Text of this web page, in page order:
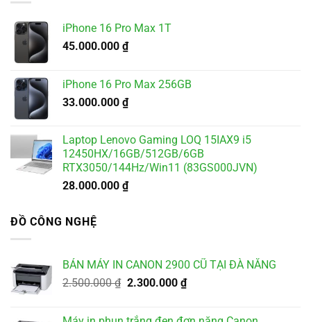
iPhone 16 Pro Max 1T
45.000.000 ₫
iPhone 16 Pro Max 256GB
33.000.000 ₫
Laptop Lenovo Gaming LOQ 15IAX9 i5
12450HX/16GB/512GB/6GB
RTX3050/144Hz/Win11 (83GS000JVN)
28.000.000 ₫
ĐỒ CÔNG NGHỆ
BÁN MÁY IN CANON 2900 CŨ TẠI ĐÀ NẴNG
2.500.000₫ Giá
2.300.000 ₫Giá